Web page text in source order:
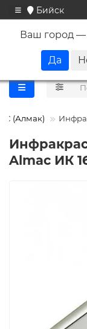
Бийск
Ваш город —
(Алмак)
Almac ИК